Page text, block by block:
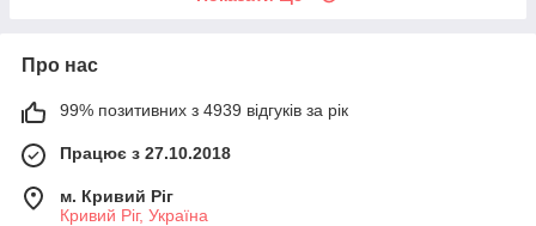
Про нас
99% позитивних з 4939 відгуків за рік
Працює з 27.10.2018
м. Кривий Ріг
Кривий Ріг, Україна